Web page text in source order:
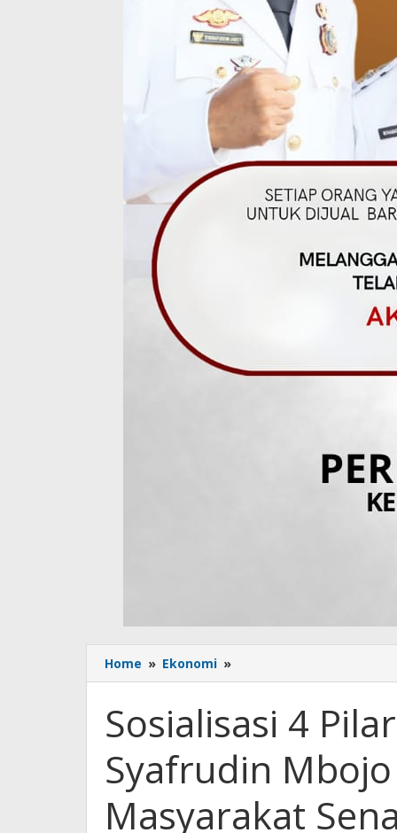
Home » Ekonomi »
4
Kebangsaan,
Syafrudin
Mbojo
Serap
Masyarakat
Sosialisasi 4
Syafrudin
Masyarakat